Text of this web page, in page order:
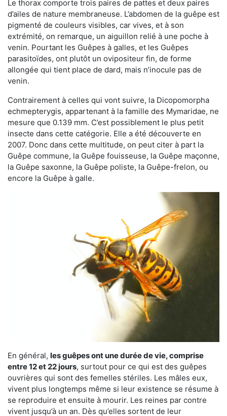
Le thorax comporte trois paires de pattes et deux paires
d’ailes de nature membraneuse. L’abdomen de la guêpe est
pigmenté de couleurs visibles, car vives, et à son
extrémité, on remarque, un aiguillon relié à une poche à
venin. Pourtant les Guêpes à galles, et les Guêpes
parasitoïdes, ont plutôt un ovipositeur fin, de forme
allongée qui tient place de dard, mais n’inocule pas de
venin.
Contrairement à celles qui vont suivre, la Dicopomorpha
echmepterygis, appartenant à la famille des Mymaridae, ne
mesure que 0.139 mm. C’est possiblement le plus petit
insecte dans cette catégorie. Elle a été découverte en
2007. Donc dans cette multitude, on peut citer à part la
Guêpe commune, la Guêpe fouisseuse, la Guêpe maçonne,
la Guêpe saxonne, la Guêpe poliste, la Guêpe-frelon, ou
encore la Guêpe à galle.
En général, les guêpes ont une durée de vie, comprise
entre 12 et 22 jours, surtout pour ce qui est des guêpes
ouvrières qui sont des femelles stériles. Les mâles eux,
vivent plus longtemps même si leur existence se résume à
se reproduire et ensuite à mourir. Les reines par contre
vivent jusqu’à un an. Dès qu’elles sortent de leur